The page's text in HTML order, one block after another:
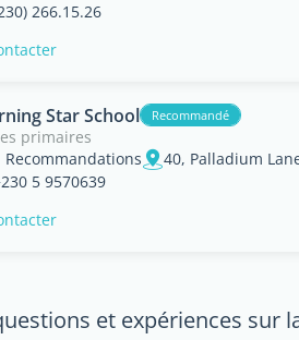
266.15.26
Star School Recommandé
primaires
Recommandations
40, Palladium
5 9570639
et expériences sur